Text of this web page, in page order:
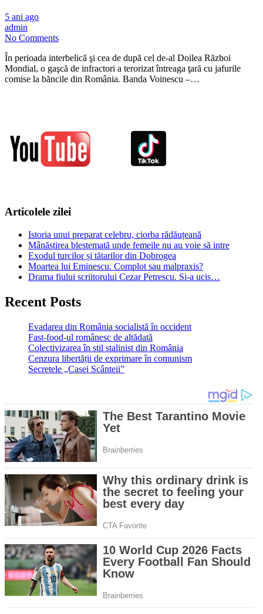
5 ani ago
admin
No Comments
În perioada interbelică şi cea de după cel de-al Doilea Război
Mondial, o gaşcă de infractori a terorizat întreaga ţară cu jafurile
comise la băncile din România. Banda Voinescu –…
Articolele zilei
Istoria unui preparat celebru, ciorba rădăuțeană
Mânăstirea blestemată unde femeile nu au voie să intre
Exodul turcilor și tătarilor din Dobrogea
Moartea lui Eminescu. Complot sau malpraxis?
Drama fiului scriitorului Cezar Petrescu. Si-a ucis…
Recent Posts
Evadarea din România socialistă în occident
Fast-food-ul românesc de altădată
Colectivizarea în stil stalinist din România
Cenzura libertății de exprimare în comunism
Secretele „Casei Scânteii”